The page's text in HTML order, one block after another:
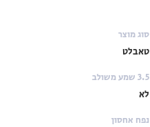
סוג מוצר
טאבלט
3.5 שמע משולב
לא
נפח אחסון